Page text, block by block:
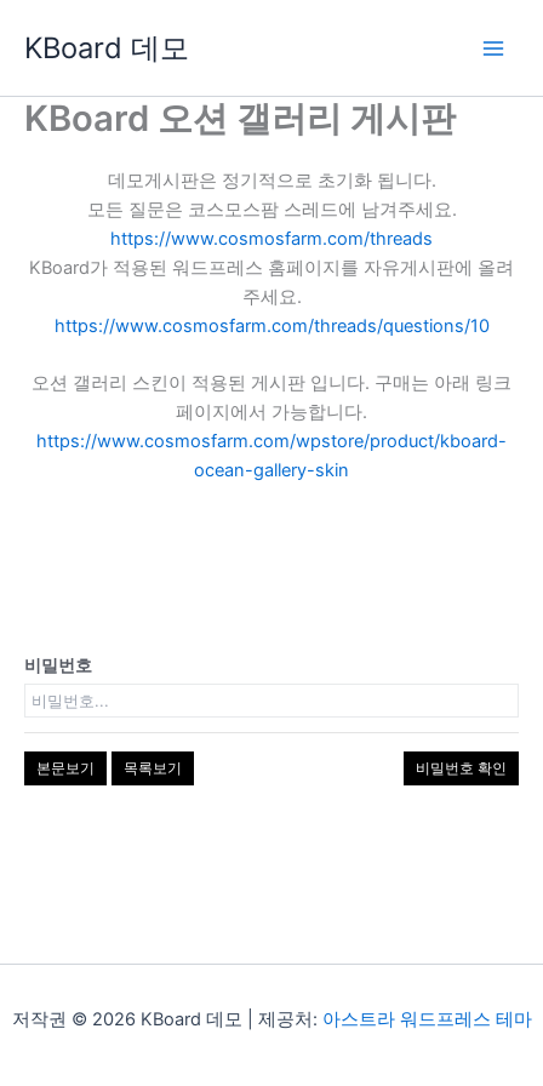
로
KBoard 데모
KBoard 오션 갤러리 게시판
데모게시판은 정기적으로 초기화 됩니다.
모든 질문은 코스모스팜 스레드에 남겨주세요.
https://www.cosmosfarm.com/threads
KBoard가 적용된 워드프레스 홈페이지를 자유게시판에 올려
주세요.
https://www.cosmosfarm.com/threads/questions/10
오션 갤러리 스킨이 적용된 게시판 입니다. 구매는 아래 링크
페이지에서 가능합니다.
https://www.cosmosfarm.com/wpstore/product/kboard-
ocean-gallery-skin
비밀번호
본문보기 목록보기 비밀번호 확인
저작권 © 2026 KBoard 데모 | 제공처: 아스트라 워드프레스 테마